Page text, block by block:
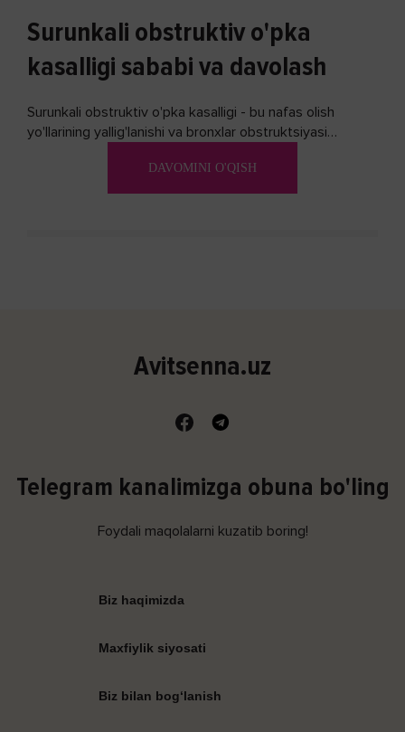
Surunkali obstruktiv o'pka
kasalligi sababi va davolash
Surunkali obstruktiv o'pka kasalligi - bu nafas olish
yo'llarining yallig'lanishi va bronxlar obstruktsiyasi
DAVOMINI O'QISH
Avitsenna.uz
Telegram kanalimizga obuna bo'ling
Foydali maqolalarni kuzatib boring!
Biz haqimizda
Maxfiylik siyosati
Biz bilan bog‘lanish